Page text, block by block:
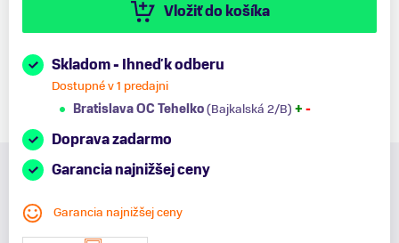
Vložiť do košíka
Skladom - Ihneď k odberu
Dostupné v 1 predajni
Bratislava OC Tehelko(Bajkalská 2/B) + -
Doprava zadarmo
Garancia najnižšej ceny
Garancia najnižšej ceny